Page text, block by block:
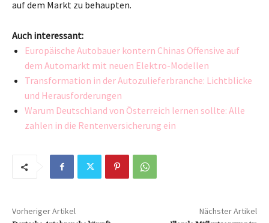
auf dem Markt zu behaupten.
Auch interessant:
Europäische Autobauer kontern Chinas Offensive auf
dem Automarkt mit neuen Elektro-Modellen
Transformation in der Autozulieferbranche: Lichtblicke
und Herausforderungen
Warum Deutschland von Österreich lernen sollte: Alle
zahlen in die Rentenversicherung ein
Vorheriger Artikel Nächster Artikel